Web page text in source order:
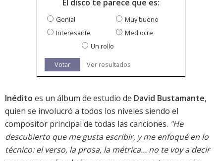
El disco te parece que es:
Genial
Muy bueno
Interesante
Mediocre
Un rollo
Votar Ver resultados
Inédito es un álbum de estudio de David Bustamante,
quien se involucró a todos los niveles siendo el
compositor principal de todas las canciones. "He
descubierto que me gusta escribir, y me enfoqué en lo
técnico: el verso, la prosa, la métrica… no te voy a decir